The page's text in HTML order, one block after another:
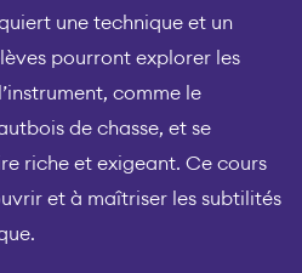
une technique et un
pourront explorer les
comme le
de chasse, et se
riche et exigeant. Ce cours
et à maîtriser les subtilités